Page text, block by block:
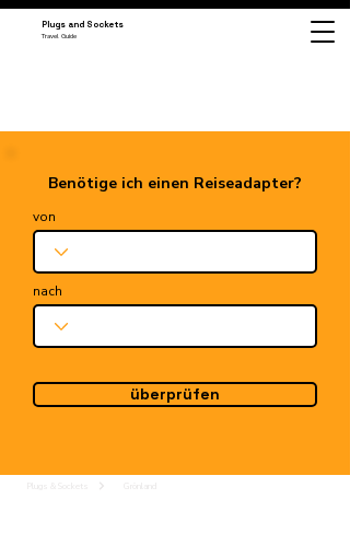
Plugs and Sockets
Travel Guide
Benötige ich einen Reiseadapter?
von
nach
überprüfen